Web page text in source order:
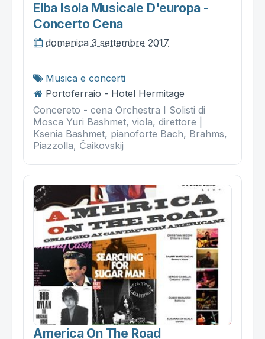
Elba Isola Musicale D'europa -
Concerto Cena
domenica 3 settembre 2017
Musica e concerti
Portoferraio - Hotel Hermitage
Concereto - cena Orchestra I Solisti di
Mosca Yuri Bashmet, viola, direttore |
Ksenia Bashmet, pianoforte Bach, Brahms,
Piazzolla, Čaikovskij
America On The Road